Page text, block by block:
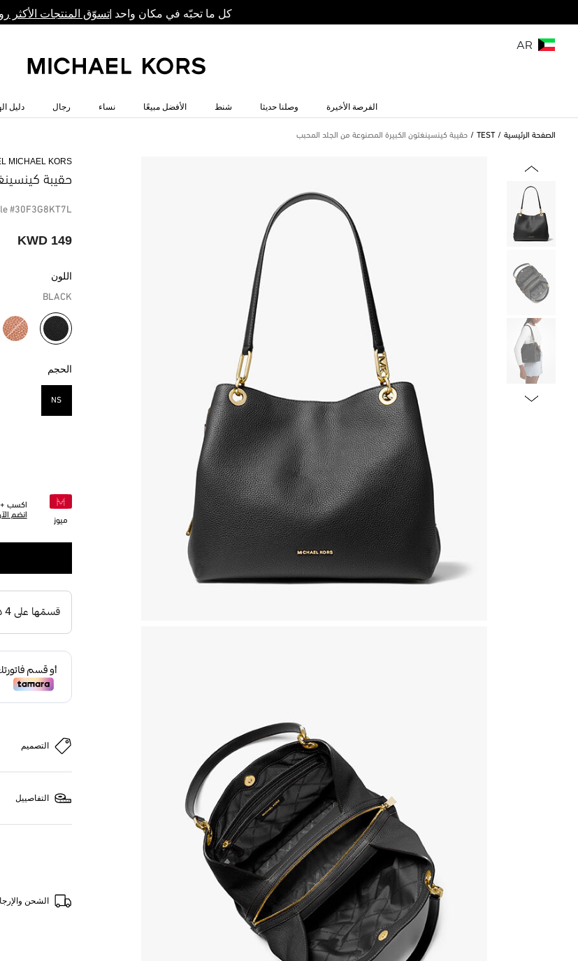
كل ما تحبّه في مكان واحد |تسوّق المنتجات الأكثر
AR
الفرصة الأخيرة وصلنا حديثا شنط الأفضل مبيعًا نساء رجال دليل
الصفحة الرئيسية TEST حقيبة كينسينغتون الكبيرة المصنوعة من الجلد المحبب
MICHAEL KORS
حقيبة
#30F3G8KT7L
149 KWD
اللون
BLACK
مختار
الحجم
NS
ميوز
اكسب +
انضم
التصميم
التفاصييل
الشحن